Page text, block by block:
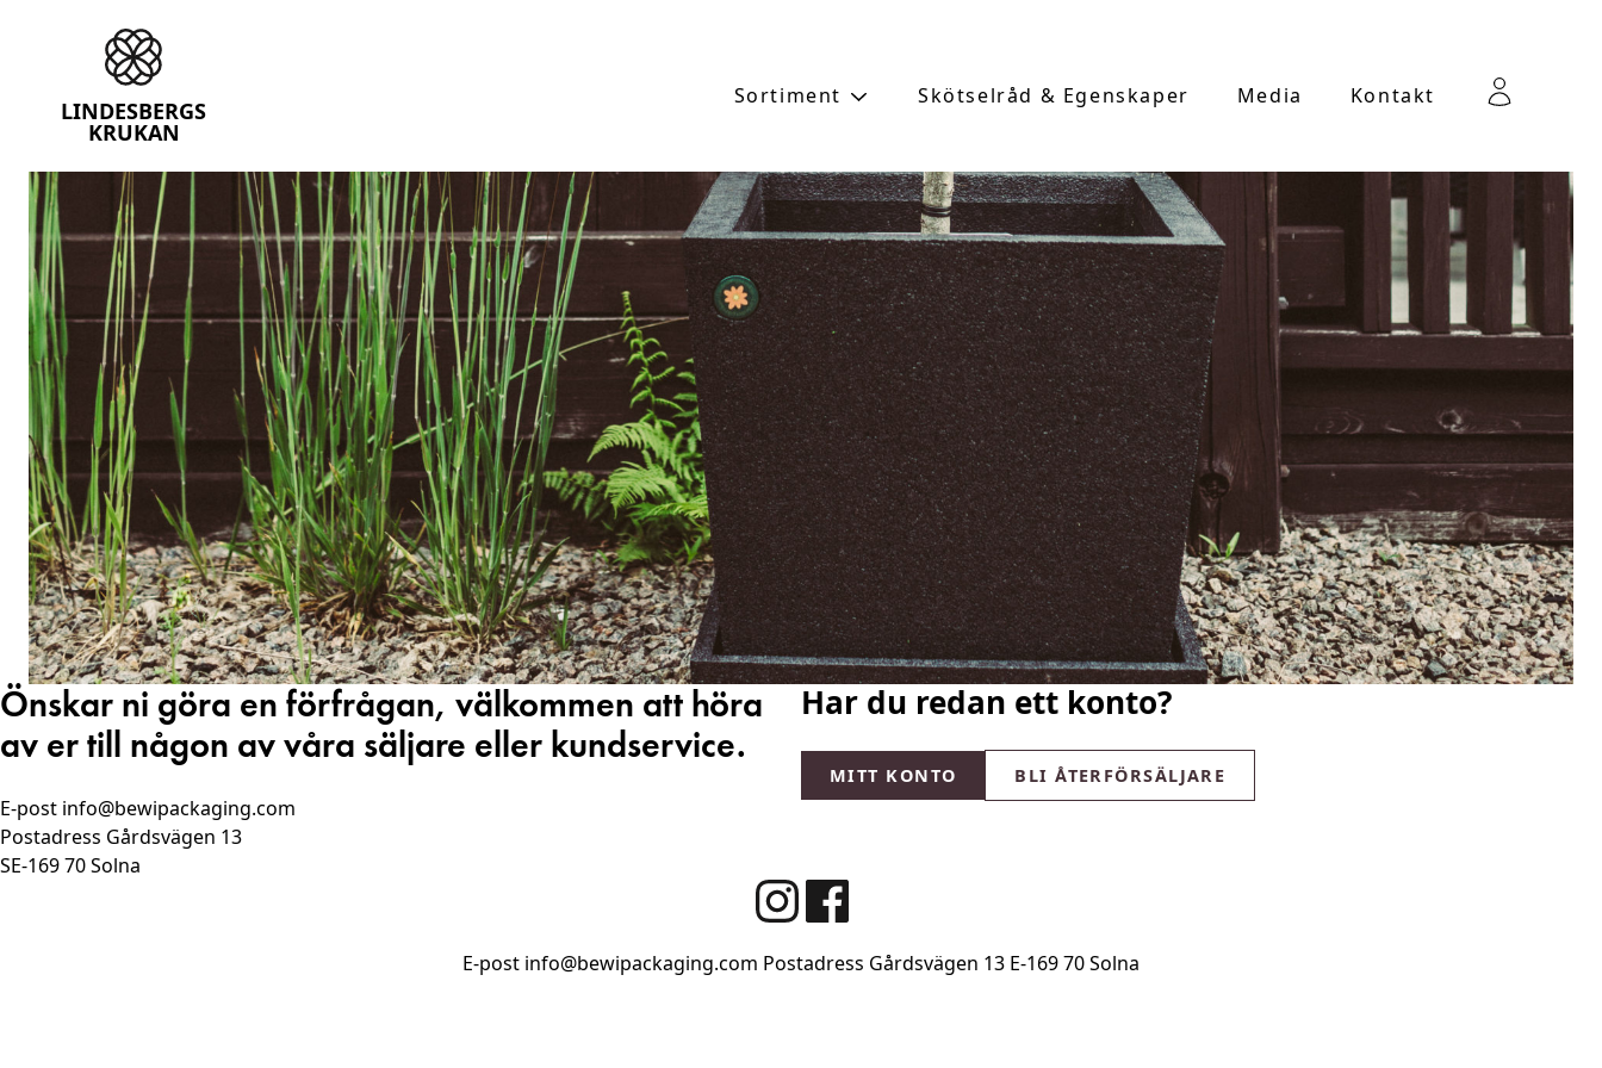
Skip
content
Lindesbergskrukan
LINDESBERGS
KRUKAN
Sortiment Skötselråd & Egenskaper Media Kontakt
Önskar ni göra en förfrågan, välkommen att höra
av er till någon av våra säljare eller kundservice.
E-post info@bewipackaging.com
Postadress Gårdsvägen 13
SE-169 70 Solna
Har du redan ett konto?
MITT KONTO BLI ÅTERFÖRSÄLJARE
E-post info@bewipackaging.com Postadress Gårdsvägen 13 E-169 70 Solna